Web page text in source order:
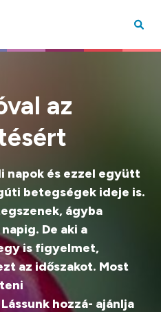
az
napok és ezzel együtt
betegségek ideje is.
ágyba
De aki a
is figyelmet,
az időszakot. Most
hozzá- ajánlja